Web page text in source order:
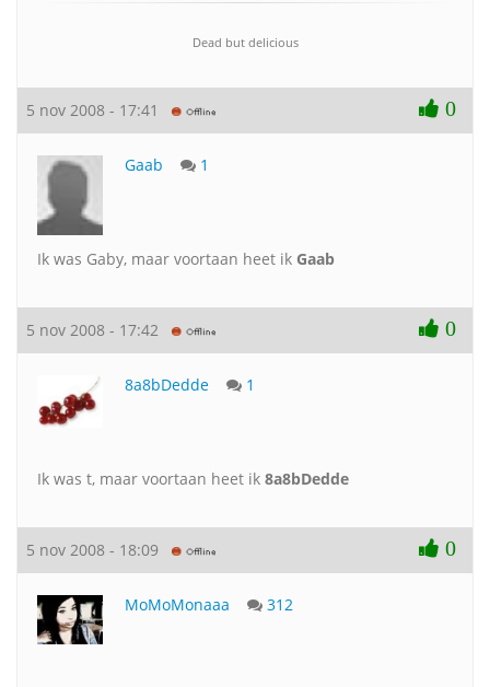
Dead but delicious
5 nov 2008 - 17:41 0
Gaab 1
Ik was Gaby, maar voortaan heet ik Gaab
5 nov 2008 - 17:42 0
8a8bDedde 1
Ik was t, maar voortaan heet ik 8a8bDedde
5 nov 2008 - 18:09 0
MoMoMonaaa 312